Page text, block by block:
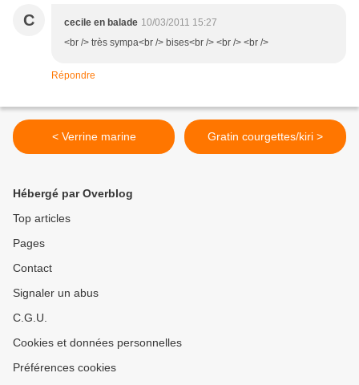
C cecile en balade 10/03/2011 15:27
<br /> très sympa<br /> bises<br /> <br /> <br />
Répondre
< Verrine marine Gratin courgettes/kiri >
Hébergé par Overblog
Top articles
Pages
Contact
Signaler un abus
C.G.U.
Cookies et données personnelles
Préférences cookies